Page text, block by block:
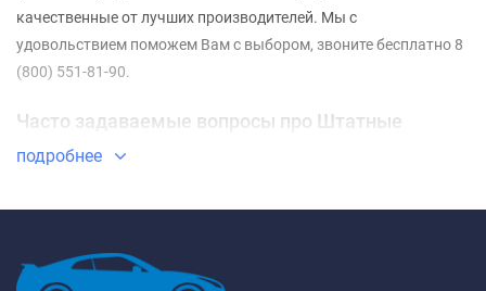
качественные от лучших производителей. Мы с
удовольствием поможем Вам с выбором, звоните бесплатно 8
(800) 551-81-90.
Часто задаваемые вопросы про Штатные
магнитолы Hyundai i20 1 (2008-2012)
ТОП-3 недорогих товаров из категории Штатные магнитолы
подробнее